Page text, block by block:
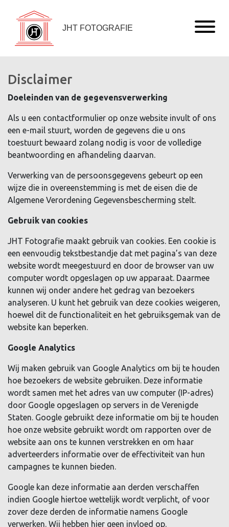
JHT FOTOGRAFIE
Disclaimer
Doeleinden van de gegevensverwerking
Als u een contactformulier op onze website invult of ons
een e-mail stuurt, worden de gegevens die u ons
toestuurt bewaard zolang nodig is voor de volledige
beantwoording en afhandeling daarvan.
Verwerking van de persoonsgegevens gebeurt op een
wijze die in overeenstemming is met de eisen die de
Algemene Verordening Gegevensbescherming stelt.
Gebruik van cookies
JHT Fotografie maakt gebruik van cookies. Een cookie is
een eenvoudig tekstbestandje dat met pagina’s van deze
website wordt meegestuurd en door de browser van uw
computer wordt opgeslagen op uw apparaat. Daarmee
kunnen wij onder andere het gedrag van bezoekers
analyseren. U kunt het gebruik van deze cookies weigeren,
hoewel dit de functionaliteit en het gebruiksgemak van de
website kan beperken.
Google Analytics
Wij maken gebruik van Google Analytics om bij te houden
hoe bezoekers de website gebruiken. Deze informatie
wordt samen met het adres van uw computer (IP-adres)
door Google opgeslagen op servers in de Verenigde
Staten. Google gebruikt deze informatie om bij te houden
hoe onze website gebruikt wordt om rapporten over de
website aan ons te kunnen verstrekken en om haar
adverteerders informatie over de effectiviteit van hun
campagnes te kunnen bieden.
Google kan deze informatie aan derden verschaffen
indien Google hiertoe wettelijk wordt verplicht, of voor
zover deze derden de informatie namens Google
verwerken. Wij hebben hier geen invloed op.